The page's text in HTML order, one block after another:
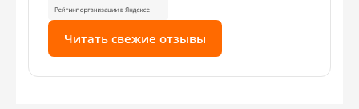
Читать свежие отзывы